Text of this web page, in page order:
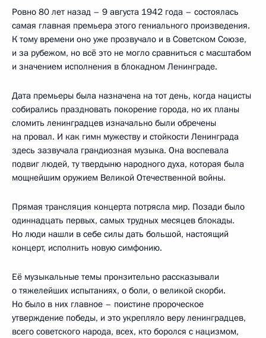
Ровно 80 лет назад – 9 августа 1942 года – состоялась
самая главная премьера этого гениального произведения.
К тому времени оно уже прозвучало и в Советском Союзе,
и за рубежом, но всё это не могло сравниться с масштабом
и значением исполнения в блокадном Ленинграде.
Дата премьеры была назначена на тот день, когда нацисты
собирались праздновать покорение города, но их планы
сломить ленинградцев изначально были обречены
на провал. И как гимн мужеству и стойкости Ленинграда
здесь зазвучала грандиозная музыка. Она воспевала
подвиг людей, ту твердыню народного духа, которая была
мощнейшим оружием Великой Отечественной войны.
Прямая трансляция концерта потрясла мир. Позади было
одиннадцать первых, самых трудных месяцев блокады.
Но люди нашли в себе силы дать большой, настоящий
концерт, исполнить новую симфонию.
Её музыкальные темы пронзительно рассказывали
о тяжелейших испытаниях, о боли, о великой скорби.
Но было в них главное – поистине пророческое
утверждение победы, и это укрепляло веру ленинградцев,
всего советского народа, всех, кто боролся с нацизмом,